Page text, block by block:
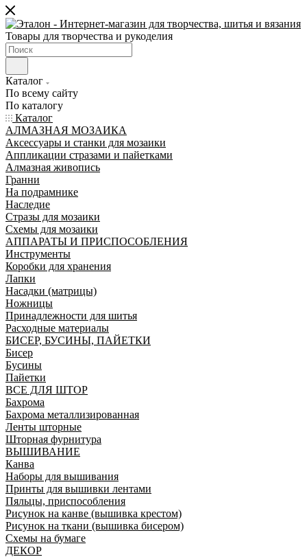
Товары для творчества и рукоделия
Каталог
По всему сайту
По каталогу
Каталог
АЛМАЗНАЯ МОЗАИКА
Аксессуары и станки для мозаики
Аппликации стразами и пайетками
Алмазная живопись
Гранни
На подрамнике
Наследие
Стразы для мозаики
Схемы для мозаики
АППАРАТЫ И ПРИСПОСОБЛЕНИЯ
Инструменты
Коробки для хранения
Лапки
Насадки (матрицы)
Ножницы
Принадлежности для шитья
Расходные материалы
БИСЕР, БУСИНЫ, ПАЙЕТКИ
Бисер
Бусины
Пайетки
ВСЕ ДЛЯ ШТОР
Бахрома
Бахрома металлизированная
Ленты шторные
Шторная фурнитура
ВЫШИВАНИЕ
Канва
Наборы для вышивания
Принты для вышивки лентами
Пяльцы, приспособления
Рисунок на канве (вышивка крестом)
Рисунок на ткани (вышивка бисером)
Схемы на бумаге
ДЕКОР